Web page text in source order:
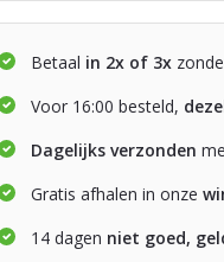
Betaal in 2x of 3x
Voor 16:00 besteld,
Dagelijks verzonden
Gratis afhalen in onze
14 dagen niet goed,